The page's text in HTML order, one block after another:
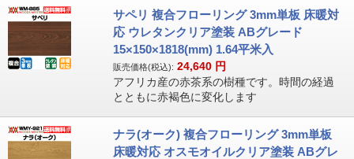
サペリ 複合フローリング 3mm単板 床暖対
応 ウレタンクリア塗装 ABグレード
15×150×1818(mm) 1.64平米入
販売価格(税込): 24,640 円
アフリカ産の赤茶系の樹種です。時間の経過
とともに赤褐色に変化します
ナラ(オーク) 複合フローリング 3mm単板
床暖対応 オスモオイルクリア塗装 ABグレ